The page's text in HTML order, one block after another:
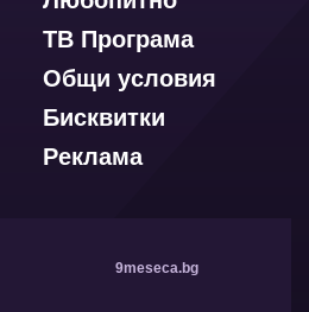
ТВ Програма
Общи условия
Бисквитки
Реклама
9meseca.bg